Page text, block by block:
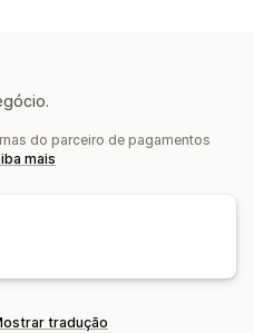
do parceiro de pagamentos
mais
tradução